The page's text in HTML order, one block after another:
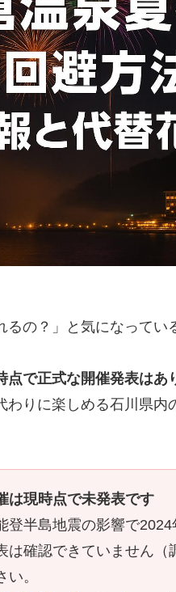
るの？」と気になってい
点で正式な開催発表はあ
わりに楽しめる石川県
は現時点で未発表です
登半島地震の影響で
は確認できていません
。